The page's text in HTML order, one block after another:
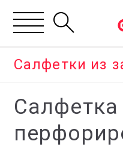
Салфетки из
Салфетка